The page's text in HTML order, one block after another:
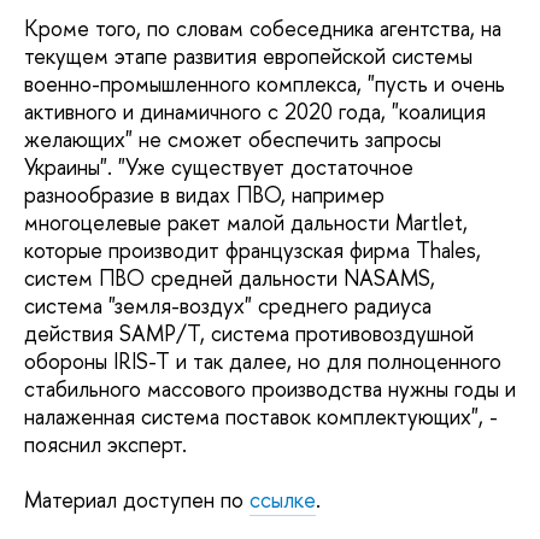
Кроме того, по словам собеседника агентства, на
текущем этапе развития европейской системы
военно-промышленного комплекса, "пусть и очень
активного и динамичного с 2020 года, "коалиция
желающих" не сможет обеспечить запросы
Украины". "Уже существует достаточное
разнообразие в видах ПВО, например
многоцелевые ракет малой дальности Martlet,
которые производит французская фирма Thales,
систем ПВО средней дальности NASAMS,
система "земля-воздух" среднего радиуса
действия SAMP/T, система противовоздушной
обороны IRIS-T и так далее, но для полноценного
стабильного массового производства нужны годы и
налаженная система поставок комплектующих", -
пояснил эксперт.
Материал доступен по ссылке.